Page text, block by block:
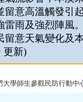
留意高溫觸發引
雷雨及強烈陣風
留意天氣變化及
更新)
大學師生參觀民防行動中